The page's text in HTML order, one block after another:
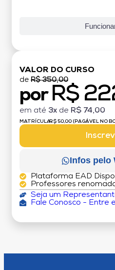
VALOR DO CURSO
de R$ 350,00
por R$
em até 3x de R$ 74,00
MATRÍCULA:R$ 50,00 (PAGÁVEL NO
Infos pelo
Plataforma EAD
Professores
Seja um
Fale Conosco - Entre